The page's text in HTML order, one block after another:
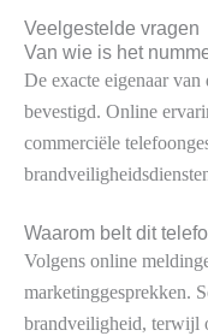
Veelgestelde vragen
Van wie is het
De exacte eigenaar
bevestigd. Online
commerciële
Waarom belt dit
Volgens online
marketinggesprekken.
brandveiligheid, terwijl